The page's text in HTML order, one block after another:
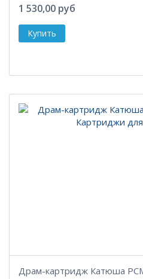
1 530,00 руб
Драм-картридж Катюша